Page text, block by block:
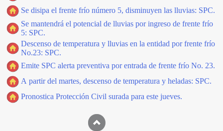
Se disipa el frente frío número 5, disminuyen las lluvias: SPC.
Se mantendrá el potencial de lluvias por ingreso de frente frío
5: SPC.
Descenso de temperatura y lluvias en la entidad por frente frío
No.23: SPC.
Emite SPC alerta preventiva por entrada de frente frío No. 23.
A partir del martes, descenso de temperatura y heladas: SPC.
Pronostica Protección Civil surada para este jueves.